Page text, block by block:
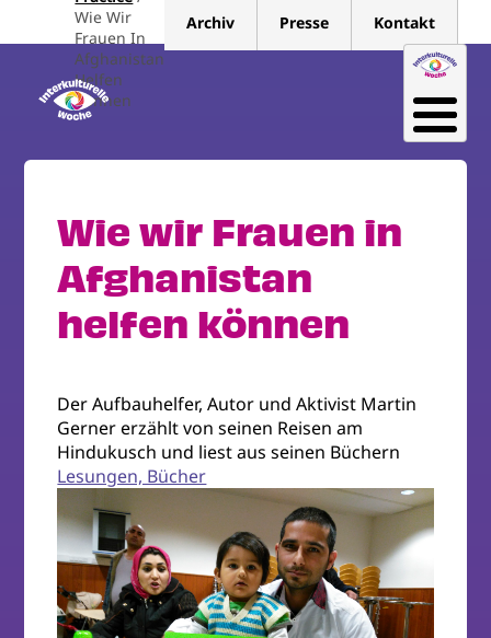
Wie Wir
Frauen In
Afghanistan
Helfen
Können
Archiv Presse Kontakt
Wie wir Frauen in
Afghanistan
helfen können
Der Aufbauhelfer, Autor und Aktivist Martin
Gerner erzählt von seinen Reisen am
Hindukusch und liest aus seinen Büchern
Lesungen, Bücher